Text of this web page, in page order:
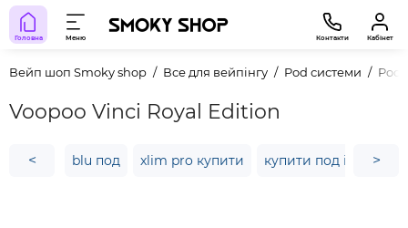
Головна Меню Контакти Кабінет
Вейп шоп Smoky shop Все для вейпінгу Pod системи Pod
Voopoo Vinci Royal Edition
< blu под xlim pro купити купити под іксрос 3
>